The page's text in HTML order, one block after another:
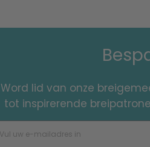
Word lid van onze
tot inspirerende